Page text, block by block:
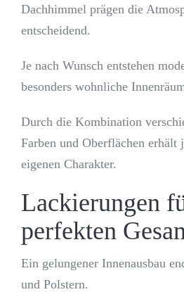
Dachhimmel prägen die
entscheidend.
Je nach Wunsch entstehen
besonders wohnliche
Durch die Kombination
Farben und Oberflächen erhält
eigenen Charakter.
Lackierungen
perfekten
Ein gelungener Innenausbau
und Polstern.